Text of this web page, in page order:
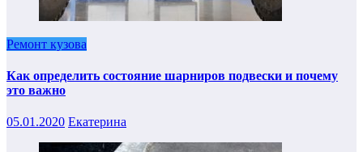
Ремонт кузова
Как определить состояние шарниров подвески и почему
это важно
05.01.2020 Екатерина